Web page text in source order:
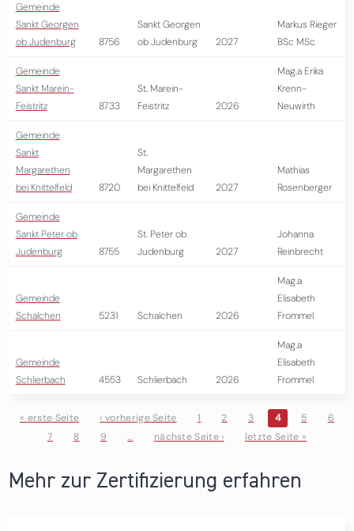
Gemeinde
Sankt Georgen
ob Judenburg
8756
Sankt Georgen
ob Judenburg
2027
Markus Rieger
BSc MSc
Gemeinde
Sankt Marein-
Feistritz
8733
St. Marein-
Feistritz
2026
Mag.a Erika
Krenn-
Neuwirth
Gemeinde
Sankt
Margarethen
bei Knittelfeld
8720
St.
Margarethen
bei Knittelfeld
2027
Mathias
Rosenberger
Gemeinde
Sankt Peter ob
Judenburg
8755
St. Peter ob
Judenburg
2027
Johanna
Reinbrecht
Gemeinde
Schalchen
5231 Schalchen 2026
Mag.a
Elisabeth
Frommel
Gemeinde
Schlierbach
4553 Schlierbach 2026
Mag.a
Elisabeth
Frommel
Seiten
« erste Seite ‹ vorherige Seite 1 2 3 4 5
6
7
8 9 … nächste Seite › letzte Seite »
Mehr zur Zertifizierung erfahren